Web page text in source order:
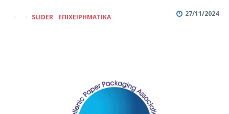
27/11/2024
SLIDER ΕΠΙΧΕΙΡΗΜΑΤΙΚΆ